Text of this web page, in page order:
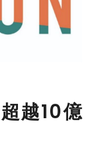
越10億